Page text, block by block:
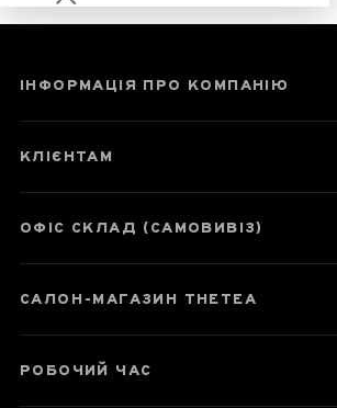
Шен пуер
Паспорт товару
ІНФОРМАЦІЯ ПРО КОМПАНІЮ
КЛІЄНТАМ
ОФІС СКЛАД (САМОВИВІЗ)
САЛОН-МАГАЗИН THETEA
РОБОЧИЙ ЧАС